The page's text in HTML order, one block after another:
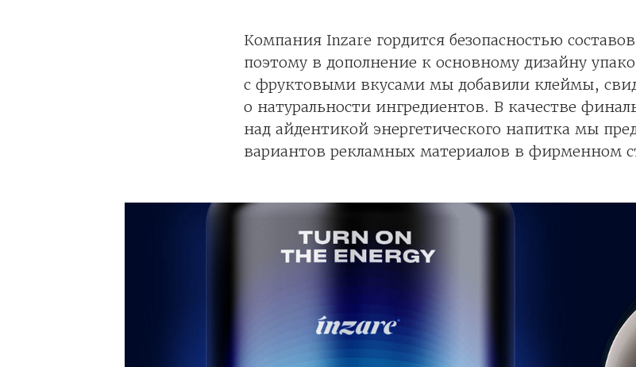
Компания Inzare гордится безопасностью
поэтому в дополнение к основному дизайну
с фруктовыми вкусами мы добавили клеймы,
о натуральности ингредиентов. В качестве
над айдентикой энергетического напитка мы
вариантов рекламных материалов в фирменном